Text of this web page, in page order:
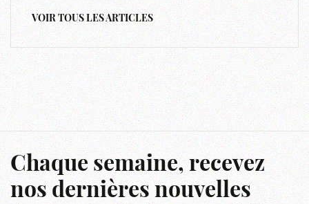
VOIR TOUS LES ARTICLES
Chaque semaine, recevez
nos dernières nouvelles